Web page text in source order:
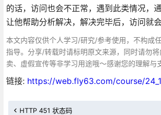
的话，访问也会不正常，遇到此类情况，
让他帮助分析解决，解决完毕后，访问就会
本文内容仅供个人学习/研究/参考使用，不构成
指导。分享/转载时请标明原文来源，同时请勿
卖、虚假宣传等非学习用途哦～感谢您的理解与
链接: https://web.fly63.com/course/
HTTP 451 状态码